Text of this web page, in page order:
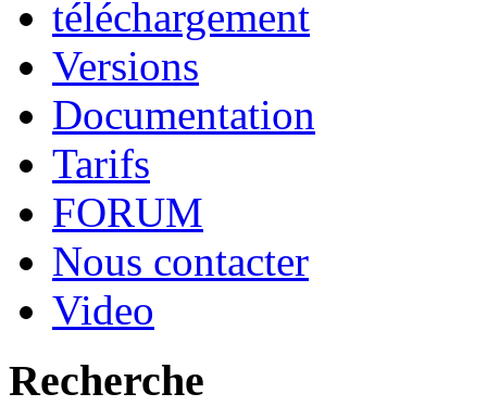
téléchargement
Versions
Documentation
Tarifs
FORUM
Nous contacter
Video
Recherche